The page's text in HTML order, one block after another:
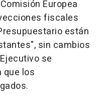
Europea
fiscales
están
sin cambios
se
que los